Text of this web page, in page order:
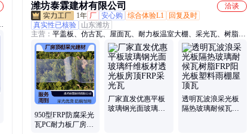
潍坊泰霖建材有限公司
洽谈
1年 厂 安心购 综合体验L1
回复及时
真实性已核验
山东潍坊
主营： 平盖板、仿古瓦、屋面瓦、耐力板温室大棚、采光瓦、树脂瓦
片、加厚塑脂瓦、玻璃钢光瓦、玻璃钢檩条、污水处理池、防腐透明
瓦、阻燃采光带、花卉种植温室、玻璃钢透明瓦、胶衣玻璃钢瓦、别
墅屋面屋顶、中式园林屋面、塑料雨棚屋顶瓦、树脂纤阳光板瓦、玻
璃钢防腐楞瓦、保温玻璃纤维板、合成新型树脂瓦、大棚厂房采光
带、透明玻璃钢亮瓦、玻璃纤维阳光棚
950型FRP防腐采光
瓦PC耐力板厂房顶
厂家直发优惠平板
玻璃钢光面玻璃纤
透明瓦波浪采光板
隔热玻璃耐候瓦树